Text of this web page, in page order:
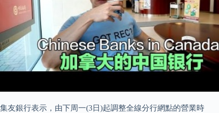
集友銀行表示，由下周一(3日)起調整全線分行網點的營業時